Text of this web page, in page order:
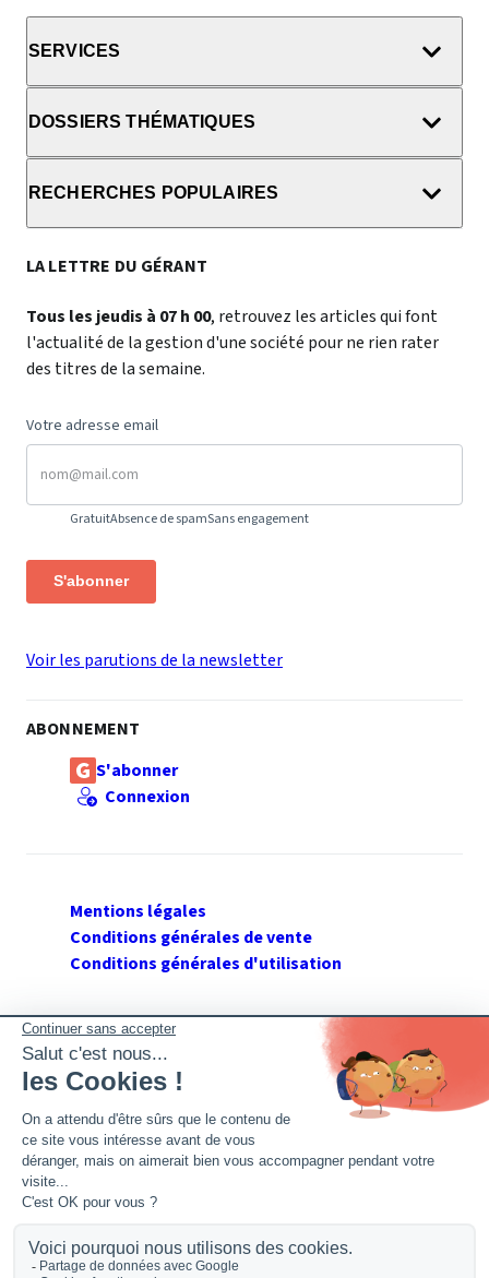
SERVICES
DOSSIERS THÉMATIQUES
RECHERCHES POPULAIRES
LA LETTRE DU GÉRANT
Tous les jeudis à 07 h 00, retrouvez les articles qui font
l'actualité de la gestion d'une société pour ne rien rater
des titres de la semaine.
Votre adresse email
GratuitAbsence de spamSans engagement
S'abonner
Voir les parutions de la newsletter
ABONNEMENT
S'abonner
Connexion
Mentions légales
Conditions générales de vente
Conditions générales d'utilisation
SUIVEZ GERANT DE SARL
Twitter
Facebook